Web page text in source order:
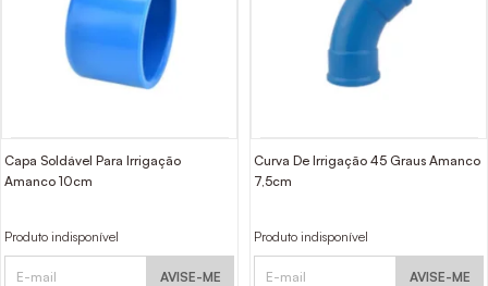
Capa Soldável Para Irrigação
Amanco 10cm
Produto indisponível
AVISE-ME
Curva De Irrigação 45 Graus Amanco
7,5cm
Produto indisponível
AVISE-ME